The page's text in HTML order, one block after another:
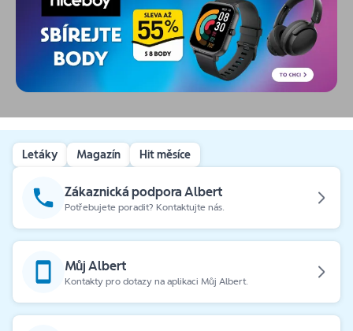
Letáky Magazín Hit měsíce
Zákaznická podpora Albert
Potřebujete poradit? Kontaktujte nás.
Můj Albert
Kontakty pro dotazy na aplikaci Můj Albert.